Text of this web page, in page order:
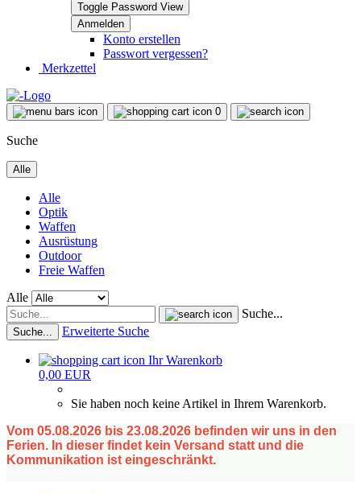
Toggle Password View
Konto erstellen
Passwort vergessen?
Merkzettel
0
Suche
Alle
Alle
Optik
Waffen
Ausrüstung
Outdoor
Freie Waffen
Alle
Suche...
Suche... Erweiterte Suche
Ihr Warenkorb
0,00 EUR
Sie haben noch keine Artikel in Ihrem Warenkorb.
Vom 05.08.2026 bis 23.08.2026 befinden wir uns in den
Ferien. In dieser findet kein Versand statt und die
Kommunikation ist eingeschränkt.